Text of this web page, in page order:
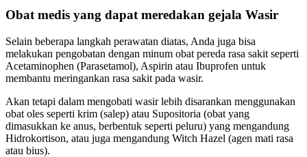
Obat medis yang dapat meredakan gejala Wasir
Selain beberapa langkah perawatan diatas, Anda juga bisa
melakukan pengobatan dengan minum obat pereda rasa sakit seperti
Acetaminophen (Parasetamol), Aspirin atau Ibuprofen untuk
membantu meringankan rasa sakit pada wasir.
Akan tetapi dalam mengobati wasir lebih disarankan menggunakan
obat oles seperti krim (salep) atau Supositoria (obat yang
dimasukkan ke anus, berbentuk seperti peluru) yang mengandung
Hidrokortison, atau juga mengandung Witch Hazel (agen mati rasa
atau bius).